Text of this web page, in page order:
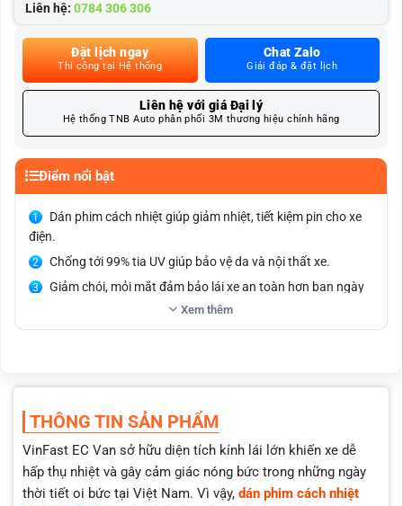
Liên hệ: 0784 306 306
Đặt lịch ngay
Thi công tại Hệ thống
Chat Zalo
Giải đáp & đặt lịch
Liên hệ với giá Đại lý
Hệ thống TNB Auto phân phối 3M thương hiệu chính hãng
Điểm nổi bật
Dán phim cách nhiệt giúp giảm nhiệt, tiết kiệm pin cho xe
điện.
Chống tới 99% tia UV giúp bảo vệ da và nội thất xe.
Giảm chói, mỏi mắt đảm bảo lái xe an toàn hơn ban ngày
Tăng riêng tư, hạn chế người ngoài nhìn vào khoang xe
Kỹ thuật viên kinh nghiệm, thi công chính xác, không bong
mép, không bọt khí.
Phim chính hãng 100%: 3M, Helioz, FirstClass, Vixsun.
Tư vấn rõ ràng, chọn phim phù hợp nhu cầu và ngân sách.
Xem thêm
THÔNG TIN SẢN PHẨM
VinFast EC Van sở hữu diện tích kính lái lớn khiến xe dễ
hấp thụ nhiệt và gây cảm giác nóng bức trong những ngày
thời tiết oi bức tại Việt Nam. Vì vậy, dán phim cách nhiệt